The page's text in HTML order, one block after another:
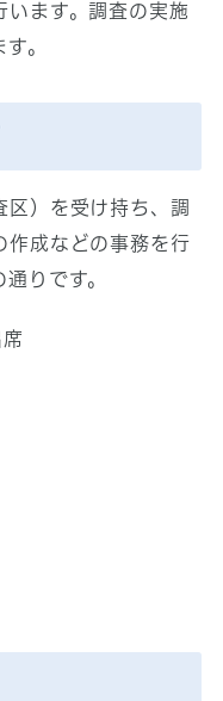
います。調査の実施
。
区）を受け持ち、調
作成などの事務を行
りです。